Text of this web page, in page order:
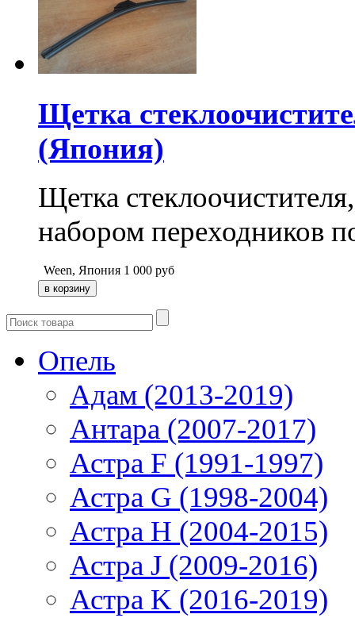
Щетка
(Япония)
Щетка
набором переходников
Ween, Япония 1 000 руб
Опель
Адам (2013-2019)
Антара (2007-2017)
Астра F (1991-1997)
Астра G (1998-2004)
Астра H (2004-2015)
Астра J (2009-2016)
Астра K (2016-2019)